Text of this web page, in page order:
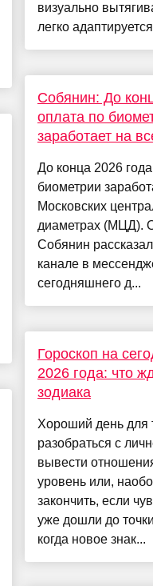
визуально
легко
Собянин: До
оплата по
заработает на
До конца 2026
биометрии
Московских
диаметрах (МЦД).
Собянин
канале в
сегодняшнего д...
Гороскоп на
2026 года: что
зодиака
Хороший день для
разобраться с
вывести
уровень или,
закончить, если
уже дошли до
когда новое знак...